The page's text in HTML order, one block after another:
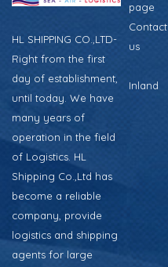
HL SHIPPING CO.,LTD-
Right from the first
day of establishment,
until today. We have
many years of
operation in the field
of Logistics. HL
Shipping Co.,Ltd has
become a reliable
company, provide
logistics and shipping
agents for large
page
Contact
us
Inland